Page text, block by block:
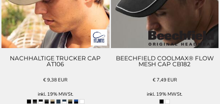
NACHHALTIGE TRUCKER CAP
AT106
€9,38EUR
inkl. 19% MWSt.
BEECHFIELD COOLMAX® FLOW
MESH CAP CB182
€7,49EUR
inkl. 19% MWSt.